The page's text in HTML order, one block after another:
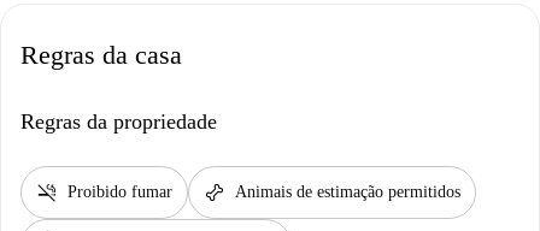
Regras da casa
Regras da propriedade
smoke_free Proibido fumar pet_supplies Animais de estimação permitidos